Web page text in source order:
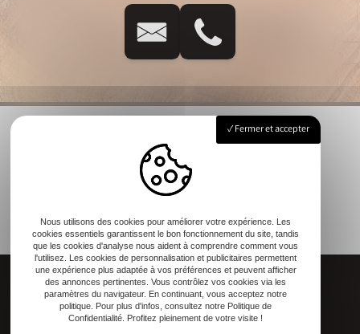
Fermer et accepter
Nous utilisons des cookies pour améliorer votre expérience. Les
cookies essentiels garantissent le bon fonctionnement du site, tandis
que les cookies d'analyse nous aident à comprendre comment vous
l'utilisez. Les cookies de personnalisation et publicitaires permettent
une expérience plus adaptée à vos préférences et peuvent afficher
des annonces pertinentes. Vous contrôlez vos cookies via les
paramètres du navigateur. En continuant, vous acceptez notre
politique. Pour plus d'infos, consultez notre Politique de
Confidentialité. Profitez pleinement de votre visite !